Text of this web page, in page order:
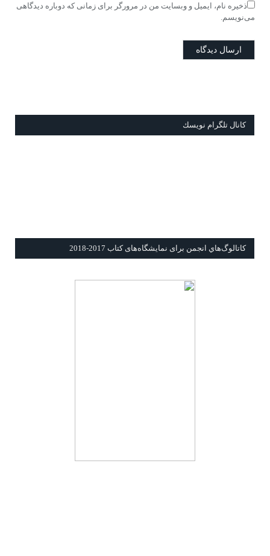
ذخیره نام، ایمیل و وبسایت من در مرورگر برای زمانی که دوباره دیدگاهی
می‌نویسم.
كانال تلگرام نويسك
كاتالوگ‌هاي انجمن برای نمايشگاه‌های كتاب 2017-2018